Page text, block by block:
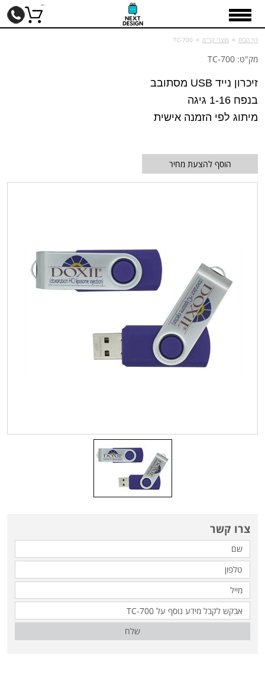
דף הבית > מוצרי קד"מ >
TC-700
מק"ט: TC-700
זיכרון נייד USB מסתובב
בנפח 1-16 גיגה
מיתוג לפי הזמנה אישית
הוסף להצעת מחיר
צרו קשר
שלח